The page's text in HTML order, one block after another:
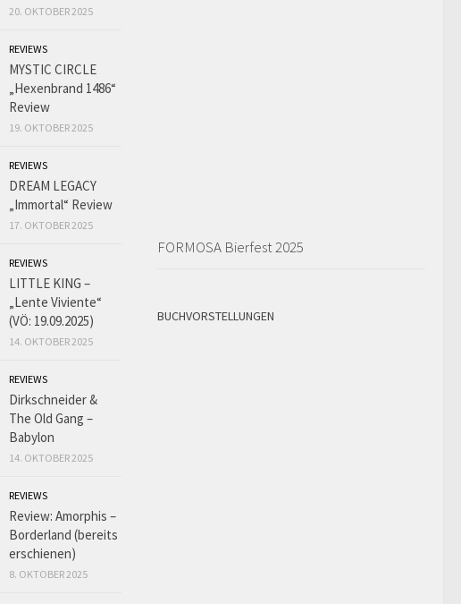
FORMOSA Bierfest 2025
BUCHVORSTELLUNGEN
20. OKTOBER 2025
REVIEWS
MYSTIC CIRCLE
„Hexenbrand 1486“
Review
19. OKTOBER 2025
REVIEWS
DREAM LEGACY
„Immortal“ Review
17. OKTOBER 2025
REVIEWS
LITTLE KING –
„Lente Viviente“
(VÖ: 19.09.2025)
14. OKTOBER 2025
REVIEWS
Dirkschneider &
The Old Gang –
Babylon
14. OKTOBER 2025
REVIEWS
Review: Amorphis –
Borderland (bereits
erschienen)
8. OKTOBER 2025